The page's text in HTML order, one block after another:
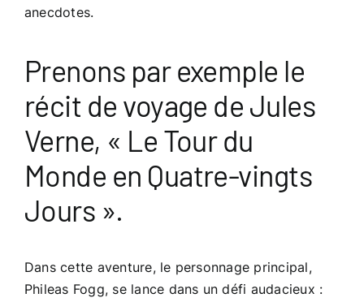
anecdotes.
Prenons par exemple le
récit de voyage de Jules
Verne, « Le Tour du
Monde en Quatre-vingts
Jours ».
Dans cette aventure, le personnage principal,
Phileas Fogg, se lance dans un défi audacieux :